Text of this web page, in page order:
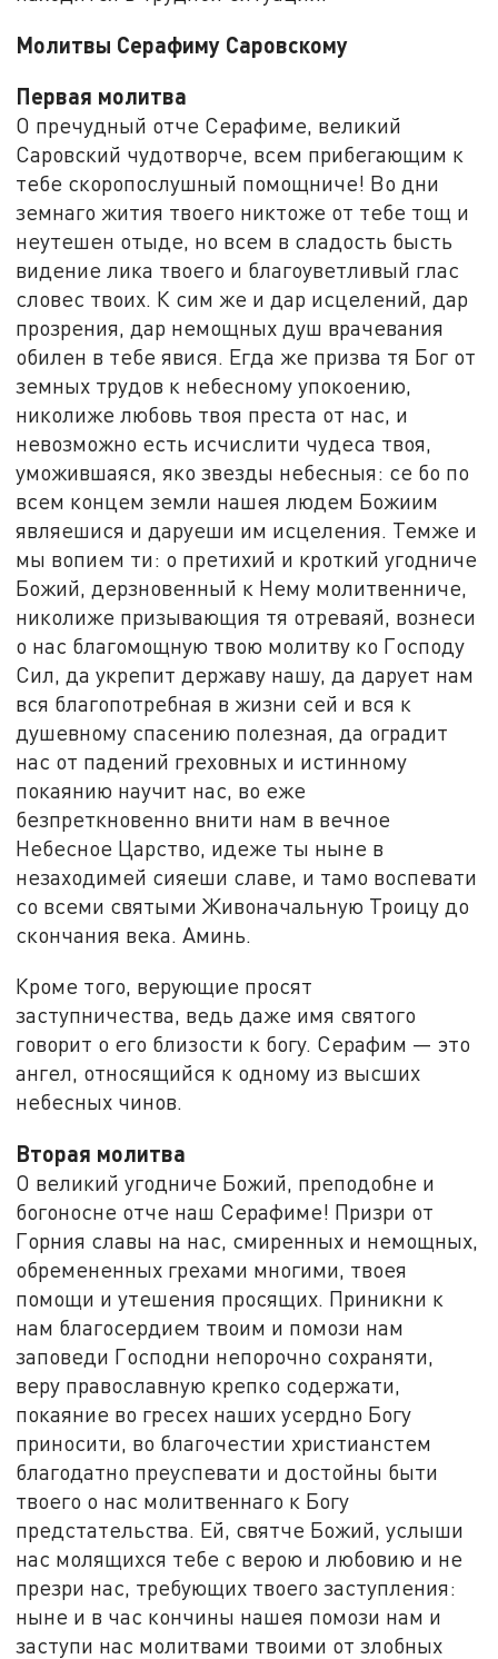
Молитвы Серафиму Саровскому
Первая молитва
О пречудный отче Серафиме, великий
Саровский чудотворче, всем прибегающим к
тебе скоропослушный помощниче! Во дни
земнаго жития твоего никтоже от тебе тощ и
неутешен отыде, но всем в сладость бысть
видение лика твоего и благоуветливый глас
словес твоих. К сим же и дар исцелений, дар
прозрения, дар немощных душ врачевания
обилен в тебе явися. Егда же призва тя Бог от
земных трудов к небесному упокоению,
николиже любовь твоя преста от нас, и
невозможно есть исчислити чудеса твоя,
уможившаяся, яко звезды небесныя: се бо по
всем концем земли нашея людем Божиим
являешися и даруеши им исцеления. Темже и
мы вопием ти: о претихий и кроткий угодниче
Божий, дерзновенный к Нему молитвенниче,
николиже призывающия тя отреваяй, вознеси
о нас благомощную твою молитву ко Господу
Сил, да укрепит державу нашу, да дарует нам
вся благопотребная в жизни сей и вся к
душевному спасению полезная, да оградит
нас от падений греховных и истинному
покаянию научит нас, во еже
безпреткновенно внити нам в вечное
Небесное Царство, идеже ты ныне в
незаходимей сияеши славе, и тамо воспевати
со всеми святыми Живоначальную Троицу до
скончания века. Аминь.
Кроме того, верующие просят
заступничества, ведь даже имя святого
говорит о его близости к богу. Серафим — это
ангел, относящийся к одному из высших
небесных чинов.
Вторая молитва
О великий угодниче Божий, преподобне и
богоносне отче наш Серафиме! Призри от
Горния славы на нас, смиренных и немощных,
обремененных грехами многими, твоея
помощи и утешения просящих. Приникни к
нам благосердием твоим и помози нам
заповеди Господни непорочно сохраняти,
веру православную крепко содержати,
покаяние во гресех наших усердно Богу
приносити, во благочестии христианстем
благодатно преуспевати и достойны быти
твоего о нас молитвеннаго к Богу
предстательства. Ей, святче Божий, услыши
нас молящихся тебе с верою и любовию и не
презри нас, требующих твоего заступления:
ныне и в час кончины нашея помози нам и
заступи нас молитвами твоими от злобных